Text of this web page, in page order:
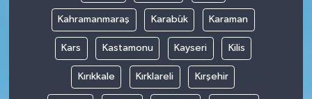
Kahramanmaraş Karabük Karaman
Kars Kastamonu Kayseri Kilis
Kırıkkale Kırklareli Kırşehir